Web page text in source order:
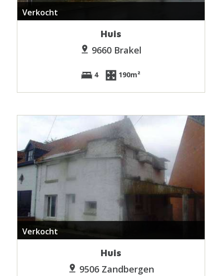
Verkocht
Huis
9660 Brakel
4 190m²
Verkocht
Huis
9506 Zandbergen